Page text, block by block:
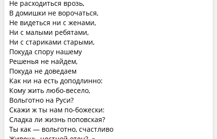
Не расходиться врозь,
В домишки не ворочаться,
Не видеться ни с женами,
Ни с малыми ребятами,
Ни с стариками старыми,
Покуда спору нашему
Решенья не найдем,
Покуда не доведаем
Как ни на есть доподлинно:
Кому жить любо-весело,
Вольготно на Руси?
Скажи ж ты нам по-божески:
Сладка ли жизнь поповская?
Ты как — вольготно, счастливо